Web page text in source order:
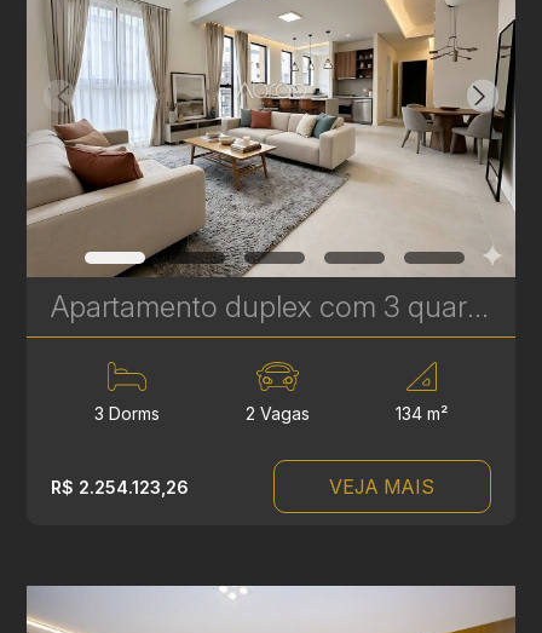
Apartamento duplex com 3 quartos à venda no Bigorrilho – 134m² – Brooklyn | Ref 622
3 Dorms 2 Vagas 134 m²
R$ 2.254.123,26 VEJA MAIS